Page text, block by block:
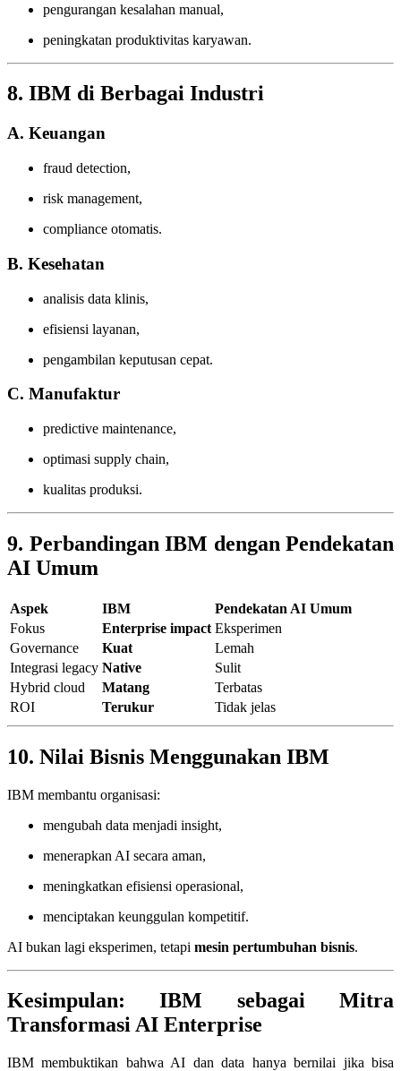
pengurangan kesalahan manual,
peningkatan produktivitas karyawan.
8. IBM di Berbagai Industri
A. Keuangan
fraud detection,
risk management,
compliance otomatis.
B. Kesehatan
analisis data klinis,
efisiensi layanan,
pengambilan keputusan cepat.
C. Manufaktur
predictive maintenance,
optimasi supply chain,
kualitas produksi.
9. Perbandingan IBM dengan Pendekatan
AI Umum
Aspek IBM
Pendekatan AI Umum
Fokus
Enterprise impact Eksperimen
Governance
Kuat
Lemah
Integrasi legacy Native
Sulit
Hybrid cloud
Matang
Terbatas
ROI
Terukur Tidak jelas
10. Nilai Bisnis Menggunakan IBM
IBM membantu organisasi:
mengubah data menjadi insight,
menerapkan AI secara aman,
meningkatkan efisiensi operasional,
menciptakan keunggulan kompetitif.
AI bukan lagi eksperimen, tetapi mesin pertumbuhan bisnis.
Kesimpulan: IBM sebagai Mitra
Transformasi AI Enterprise
IBM membuktikan bahwa AI dan data hanya bernilai jika bisa